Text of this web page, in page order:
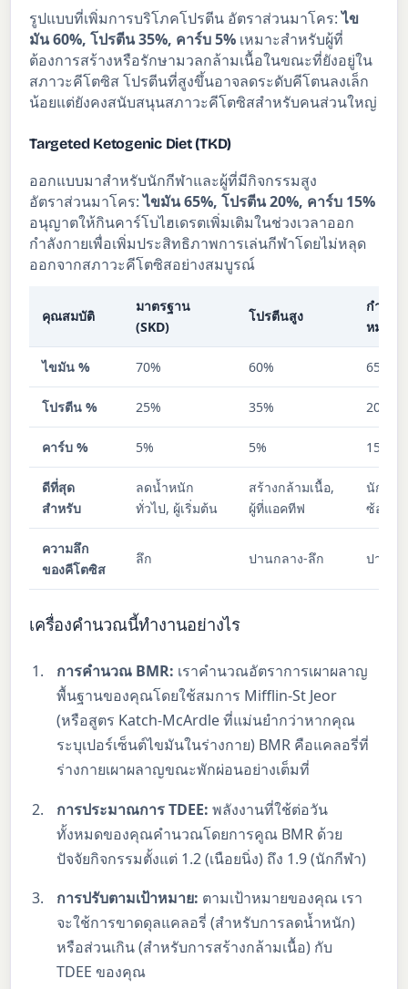
รูปแบบที่เพิ่มการบริโภคโปรตีน อัตราส่วนมาโคร:ไข
มัน 60%, โปรตีน 35%, คาร์บ 5% เหมาะสำหรับผู้ที่
ต้องการสร้างหรือรักษามวลกล้ามเนื้อในขณะที่ยังอยู่ใน
สภาวะคีโตซิส โปรตีนที่สูงขึ้นอาจลดระดับคีโตนลงเล็ก
น้อยแต่ยังคงสนับสนุนสภาวะคีโตซิสสำหรับคนส่วนใหญ่
Targeted Ketogenic Diet (TKD)
ออกแบบมาสำหรับนักกีฬาและผู้ที่มีกิจกรรมสูง
อัตราส่วนมาโคร:ไขมัน 65%, โปรตีน 20%, คาร์บ 15%
อนุญาตให้กินคาร์โบไฮเดรตเพิ่มเติมในช่วงเวลาออก
กำลังกายเพื่อเพิ่มประสิทธิภาพการเล่นกีฬาโดยไม่หลุด
ออกจากสภาวะคีโตซิสอย่างสมบูรณ์
คุณสมบัติ
มาตรฐาน
(SKD)
โปรตีนสูง
กำหนด
หมาย
ไขมัน % 70% 60% 65%
โปรตีน % 25% 35% 20%
คาร์บ % 5% 5% 15%
ดีที่สุด
สำหรับ
ลดน้ำหนัก
ทั่วไป, ผู้เริ่มต้น
สร้างกล้ามเนื้อ,
ผู้ที่แอคทีฟ
นักกีฬ
ซ้อมห
ความลึก
ของคีโตซิส
ลึก ปานกลาง-ลึก ปานกล
เครื่องคำนวณนี้ทำงานอย่างไร
การคำนวณ BMR: เราคำนวณอัตราการเผาผลาญ
พื้นฐานของคุณโดยใช้สมการ Mifflin-St Jeor
(หรือสูตร Katch-McArdle ที่แม่นยำกว่าหากคุณ
ระบุเปอร์เซ็นต์ไขมันในร่างกาย) BMR คือแคลอรี่ที่
ร่างกายเผาผลาญขณะพักผ่อนอย่างเต็มที่
การประมาณการ TDEE: พลังงานที่ใช้ต่อวัน
ทั้งหมดของคุณคำนวณโดยการคูณ BMR ด้วย
ปัจจัยกิจกรรมตั้งแต่ 1.2 (เนือยนิ่ง) ถึง 1.9 (นักกีฬา)
การปรับตามเป้าหมาย: ตามเป้าหมายของคุณ เรา
จะใช้การขาดดุลแคลอรี่ (สำหรับการลดน้ำหนัก)
หรือส่วนเกิน (สำหรับการสร้างกล้ามเนื้อ) กับ
TDEE ของคุณ